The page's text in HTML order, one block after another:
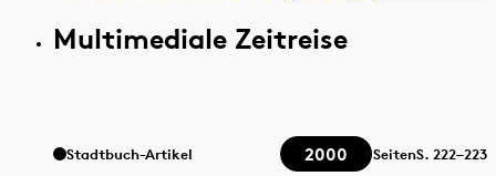
Multimediale Zeitreise
Stadtbuch-Artikel 2000 SeitenS. 222–223